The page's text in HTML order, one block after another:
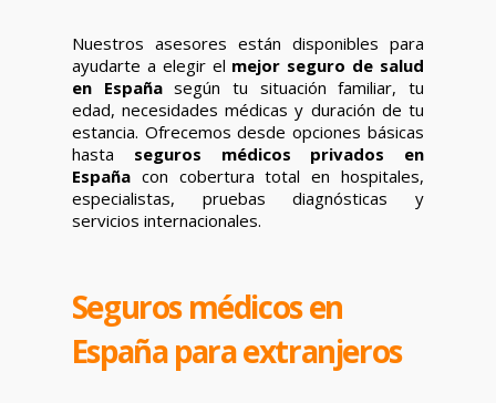
Nuestros asesores están disponibles para
ayudarte a elegir el mejor seguro de salud
en Españasegún tu situación familiar, tu
edad, necesidades médicas y duración de tu
estancia. Ofrecemos desde opciones básicas
hasta seguros médicos privados en
Españacon cobertura total en hospitales,
especialistas, pruebas diagnósticas y
servicios internacionales.
Seguros médicos en
España para extranjeros